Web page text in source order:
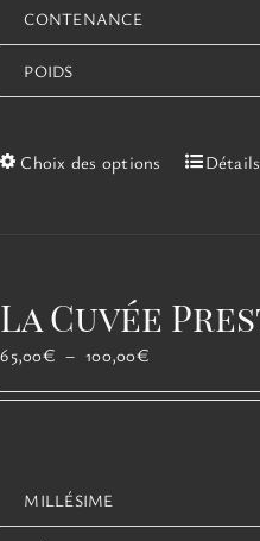
CONTENANCE
POIDS
Choix des options
Ce
options
choisies
produit
Détails
La Cuvée
65,00€ – 100,00€Plage
prix :
MILLÉSIME